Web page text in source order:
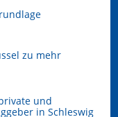
zu mehr
und
in Schleswig